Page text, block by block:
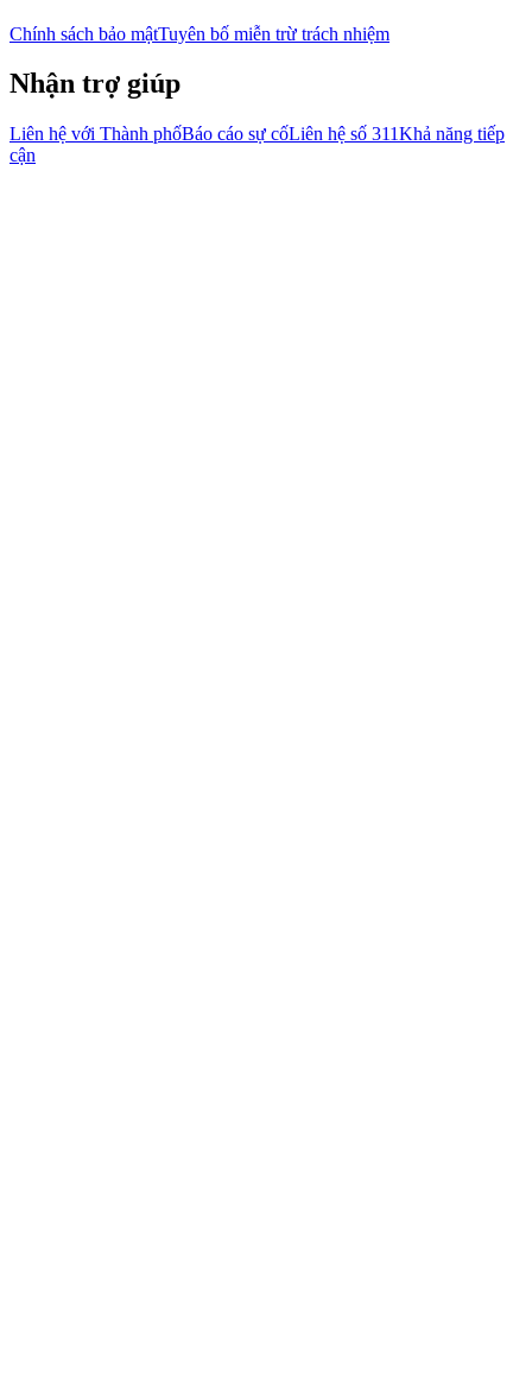
Chính sách bảo mậtTuyên bố miễn trừ trách nhiệm
Nhận trợ giúp
Liên hệ với Thành phốBáo cáo sự cốLiên hệ số 311Khả năng tiếp
cận